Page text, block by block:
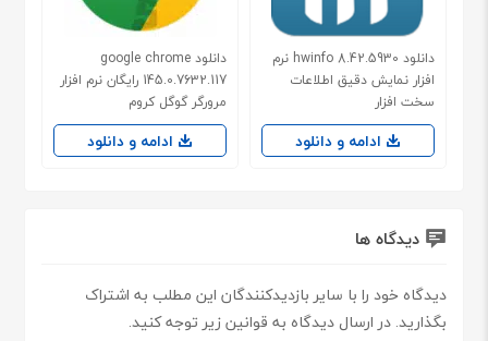
دانلود hwinfo 8.42.5930 نرم
افزار نمایش دقیق اطلاعات
سخت افزار
ادامه و دانلود
دانلود google chrome
145.0.7632.117 رایگان نرم افزار
مرورگر گوگل کروم
ادامه و دانلود
دیدگاه ها
دیدگاه خود را با سایر بازدیدکنندگان این مطلب به اشتراک
بگذارید. در ارسال دیدگاه به قوانین زیر توجه کنید.